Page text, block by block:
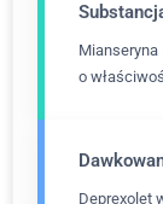
o
Deprexolet